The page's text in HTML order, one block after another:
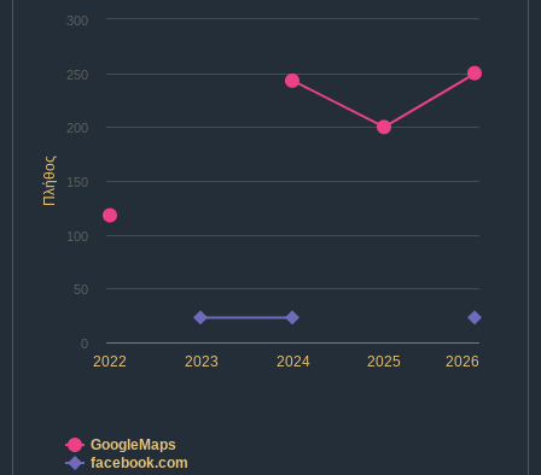
Πλήθος
2022 2024 2026
2023 2025
0
50
100
150
200
250
300
GoogleMaps
facebook.com